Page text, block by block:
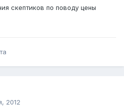
скептиков по поводу цены
2012